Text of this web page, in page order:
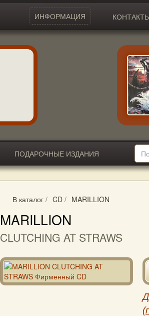
ИНФОРМАЦИЯ
ПОДАРОЧНЫЕ ИЗДАНИЯ
В каталог / CD / MARILLION
MARILLION
CLUTCHING AT STRAWS
(